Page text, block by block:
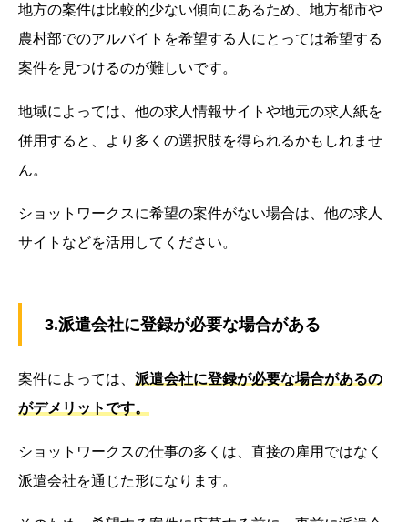
地方の案件は比較的少ない傾向にあるため、地方都市や
農村部でのアルバイトを希望する人にとっては希望する
案件を見つけるのが難しいです。
地域によっては、他の求人情報サイトや地元の求人紙を
併用すると、より多くの選択肢を得られるかもしれませ
ん。
ショットワークスに希望の案件がない場合は、他の求人
サイトなどを活用してください。
3.派遣会社に登録が必要な場合がある
案件によっては、 派遣会社に登録が必要な場合があるの
がデメリットです。
ショットワークスの仕事の多くは、直接の雇用ではなく
派遣会社を通じた形になります。